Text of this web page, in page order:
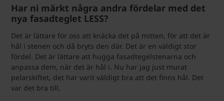
Har ni märkt några andra fördelar med det
nya fasadteglet LESS?
Det är lättare för oss att knäcka det på mitten, för att det är
hål i stenen och då bryts den där. Det är en väldigt stor
fördel. Det är lättare att hugga fasadtegelstenarna och
anpassa dem, när det är hål i. Nu har jag just murat
pelarskiftet, det har varit väldigt bra att det finns hål. Det
var det bra till.